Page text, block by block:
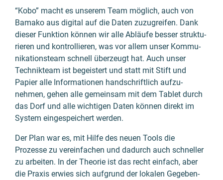
“Kobo” macht es unserem Team möglich, auch von
Bamako aus digi­tal auf die Daten zuzu­greifen. Dank
dieser Funktion können wir alle Abläufe besser struk­tu­
rieren und kontrollieren, was vor allem unser Kommu­
nika­tions­team schnell über­zeugt hat. Auch unser
Technik­team ist begeis­tert und statt mit Stift und
Papier alle Infor­matio­nen hand­schrift­lich aufzu­
nehmen, gehen alle gemein­sam mit dem Tablet durch
das Dorf und alle wichti­gen Daten können direkt im
System einge­speichert werden.
Der Plan war es, mit Hilfe des neuen Tools die
Prozesse zu verein­fachen und dadurch auch schneller
zu arbei­ten. In der Theorie ist das recht einfach, aber
die Praxis erwies sich aufgrund der lokalen Gegeben­